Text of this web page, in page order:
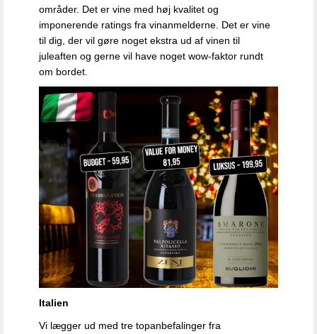
områder. Det er vine med høj kvalitet og
imponerende ratings fra vinanmelderne. Det er vine
til dig, der vil gøre noget ekstra ud af vinen til
juleaften og gerne vil have noget wow-faktor rundt
om bordet.
Italien
Vi lægger ud med tre topanbefalinger fra